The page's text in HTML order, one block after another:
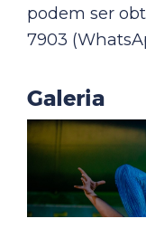
podem ser
7903
Galeria